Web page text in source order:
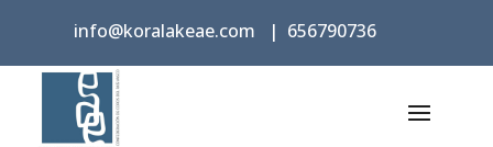
info@koralakeae.com | 656790736